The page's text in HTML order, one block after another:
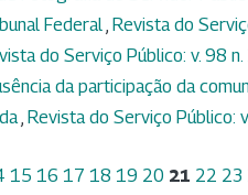
Federal Revista do
do Serviço Público: v. 98
da participação da
Revista do Serviço Público:
15 16 17 18 19 20 21 22 23